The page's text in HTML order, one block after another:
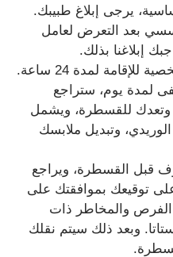
يرجى إبلاغ طبيبك.
بعد التعرض لعامل
إبلاغنا بذلك.
لمدة 24 ساعة.
لمدة يوم، ستراجع
وتعدك للقسطرة، ويشمل
وتبديل ملابسك
قبل القسطرة، ويراجع
توقيعك بموافقتك على
الفرص والمخاطر ذات
وبعد ذلك سيتم نقلك